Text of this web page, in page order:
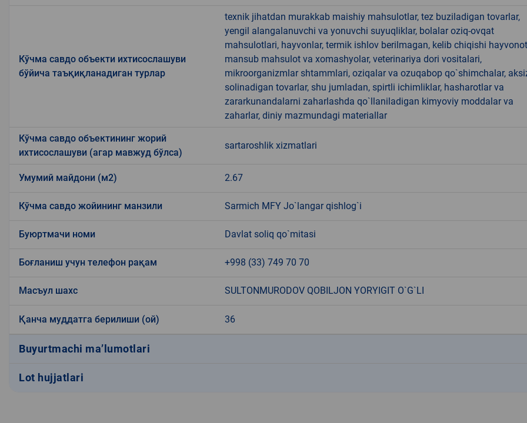
Кўчма савдо объекти ихтисослашуви
бўйича таъқиқланадиган турлар
texnik jihatdan murakkab maishiy mahsulotlar, tez buziladigan tovarlar,
yengil alangalanuvchi va yonuvchi suyuqliklar, bolalar oziq-ovqat
mahsulotlari, hayvonlar, termik ishlov berilmagan, kelib chiqishi
mansub mahsulot va xomashyolar, veterinariya dori vositalari,
mikroorganizmlar shtammlari, oziqalar va ozuqabop qo`shimchalar,
solinadigan tovarlar, shu jumladan, spirtli ichimliklar, hasharotlar va
zararkunandalarni zaharlashda qo`llaniladigan kimyoviy moddalar va
zaharlar, diniy mazmundagi materiallar
Кўчма савдо объектининг жорий
ихтисослашуви (агар мавжуд бўлса)
sartaroshlik xizmatlari
Умумий майдони (м2) 2.67
Кўчма савдо жойининг манзили Sarmich MFY Jo`langar qishlog`i
Буюртмачи номи Davlat soliq qo`mitasi
Боғланиш учун телефон рақам +998 (33) 749 70 70
Масъул шахс SULTONMURODOV QOBILJON YORYIGIT O`G`LI
Қанча муддатга берилиши (ой) 36
Buyurtmachi ma’lumotlari
Lot hujjatlari